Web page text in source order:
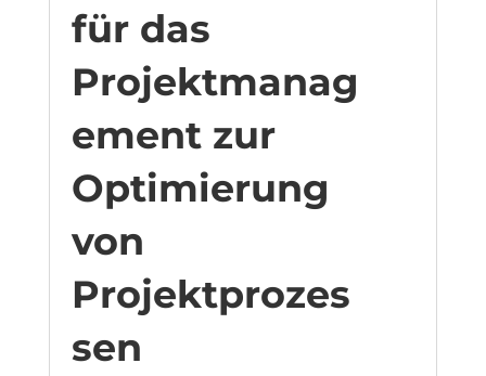
für das
Projektmanag
ement zur
Optimierung
von
Projektprozes
sen